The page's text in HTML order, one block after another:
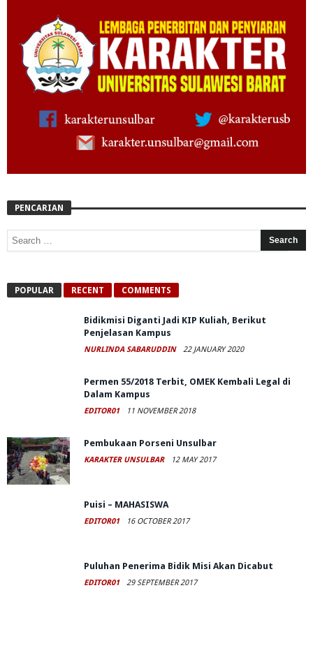
PENCARIAN
POPULAR RECENT COMMENTS
Bidikmisi Diganti Jadi KIP Kuliah, Berikut
Penjelasan Kampus
NURLINDA SABARUDDIN 22 JANUARY 2020
Permen 55/2018 Terbit, OMEK Kembali Legal di
Dalam Kampus
EDITOR01 11 NOVEMBER 2018
Pembukaan Porseni Unsulbar
KARAKTER UNSULBAR 12 MAY 2017
Puisi – MAHASISWA
EDITOR01 16 OCTOBER 2017
Puluhan Penerima Bidik Misi Akan Dicabut
EDITOR01 29 SEPTEMBER 2017